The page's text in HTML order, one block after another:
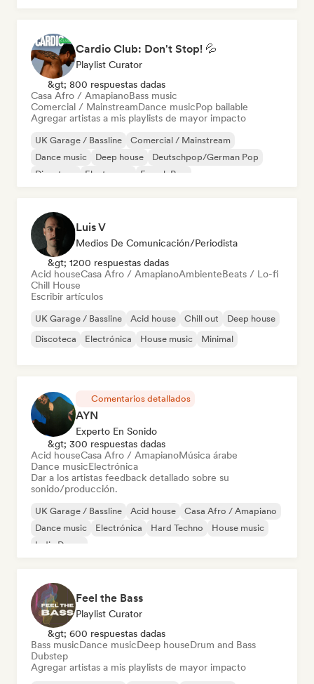
Cardio Club: Don't Stop! 💦
Playlist Curator
&gt; 800 respuestas dadas
Casa Afro / AmapianoBass music
Comercial / MainstreamDance musicPop bailable
Agregar artistas a mis playlists de mayor impacto
UK Garage / Bassline
Comercial / Mainstream
Dance music
Deep house
Deutschpop/German Pop
Discoteca
Electropop French Pop
Luis V
Medios De Comunicación/Periodista
&gt; 1200 respuestas dadas
Acid houseCasa Afro / AmapianoAmbienteBeats / Lo-fi
Chill House
Escribir artículos
UK Garage / Bassline Acid house Chill out
Deep house
Discoteca
Electrónica House music Minimal
Comentarios detallados
AYN
Experto En Sonido
&gt; 300 respuestas dadas
Acid houseCasa Afro / AmapianoMúsica árabe
Dance musicElectrónica
Dar a los artistas feedback detallado sobre su
sonido/producción.
UK Garage / Bassline Acid house
Casa Afro / Amapiano
Dance music
Electrónica Hard Techno
House music
Indie Dance
Feel the Bass
Playlist Curator
&gt; 600 respuestas dadas
Bass musicDance musicDeep houseDrum and Bass
Dubstep
Agregar artistas a mis playlists de mayor impacto